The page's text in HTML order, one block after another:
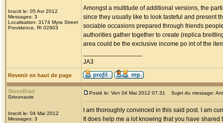
Inscrit le: 05 Avr 2012
Messages: 3
Localisation: 3174 Myra Street
Providence, RI 02903
Amongst a multitude of additional versions, the
since they usually like to look tasteful and present
sociable occasions prepared through friends
authorities gather together to create (replica
area could be the exclusive income po int of the
JA3
Revenir en haut de page
SteveBrad
Grioonaute
Inscrit le: 04 Mai 2012
Messages: 3
Posté le: Ven 04 Mai 2012 07:31 Sujet du message:
I am thoroughly convinced in this said post. I am
It does help me a lot knowing that you have shared